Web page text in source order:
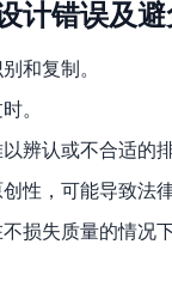
计错误及
和复制。
。
辨认或不合适的排
性，可能导致法律
损失质量的情况